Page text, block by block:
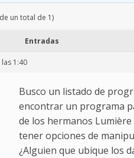
un total de 1)
Entradas
1:40
Busco un listado de
encontrar un programa
de los hermanos
tener opciones de
¿Alguien que ubique los